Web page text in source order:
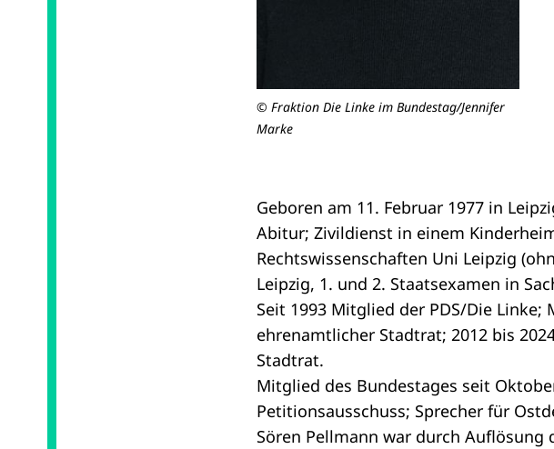
© Fraktion Die Linke im Bundestag/Jennifer
Marke
Geboren am 11. Februar 1977 in
Abitur; Zivildienst in einem
Rechtswissenschaften Uni Leipzig
Leipzig, 1. und 2. Staatsexamen in
Seit 1993 Mitglied der PDS/Die
ehrenamtlicher Stadtrat; 2012 bis
Stadtrat.
Mitglied des Bundestages seit
Petitionsausschuss; Sprecher für
Sören Pellmann war durch